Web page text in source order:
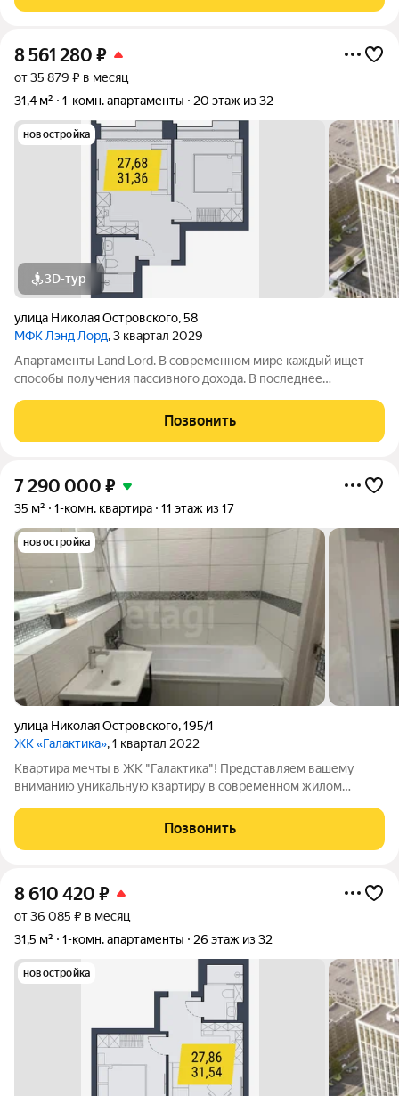
8 561 280 ₽
от 35 879 ₽ в месяц
31,4 м²
1-комн. апартаменты 20 этаж из 32
новостройка
3D-тур
улица Николая Островского,58
МФК Лэнд Лорд, 3 квартал 2029
Апартаменты Land Lord. В современном мире каждый ищет
способы получения пассивного дохода. В последнее
доходных инвестиций стали апартаменты и другая
коммерческая недвижимость. Проект
Позвонить
7 290 000 ₽
35 м² 1-комн. квартира 11 этаж из 17
новостройка
улица Николая Островского,195/1
ЖК «Галактика», 1 квартал 2022
Квартира мечты в ЖК "Галактика"! Представляем вашему
вниманию уникальную квартиру в современном жилом
проживанию: Качественный ремонт уже
Позвонить
8 610 420 ₽
от 36 085 ₽ в месяц
31,5 м²
1-комн. апартаменты 26 этаж из 32
новостройка